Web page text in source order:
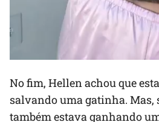
No fim, Hellen achou que
salvando uma gatinha. Mas,
também estava ganhando